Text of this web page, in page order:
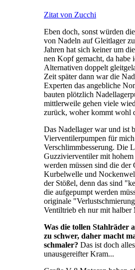
Zitat von Zucchi
Eben doch, sonst würden
von Nadeln auf Gleitlager
Jahren hat sich keiner um
nen Kopf gemacht, da habe
Alternativen doppelt
Zeit später dann war die
Experten das angebliche
bauten plötzlich
mittlerweile gehen viele
zurück, woher kommt wohl
Das Nadellager war und ist
Vierventilerpumpen für
Verschlimmbesserung. Die
Guzzivierventiler mit
werden müssen sind die der
Kurbelwelle und
der Stößel, denn das sind
die aufgepumpt werden
originale
Ventiltrieb eh nur mit halber
Was die tollen Stahlräder
zu schwer, daher macht
schmaler? Das ist doch
unausgereifter Kram...